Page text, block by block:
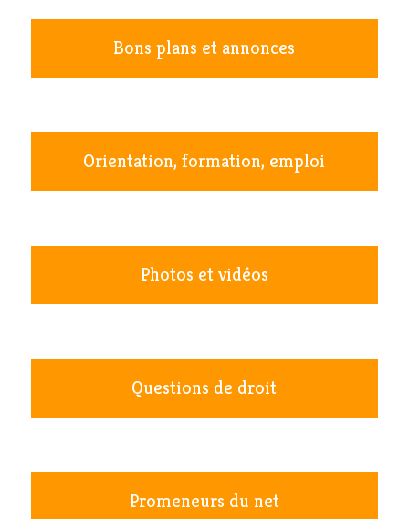
Bons plans et annonces
Orientation, formation, emploi
Photos et vidéos
Questions de droit
Promeneurs du net